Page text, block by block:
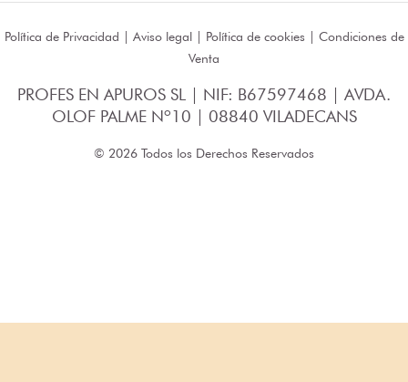
Política de Privacidad | Aviso legal| Política de cookies | Condiciones de
Venta
PROFES EN APUROS SL | NIF: B67597468 | AVDA.
OLOF PALME Nº10 | 08840 VILADECANS
© 2026 Todos los Derechos Reservados